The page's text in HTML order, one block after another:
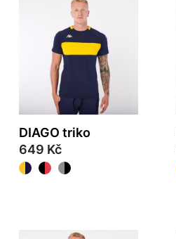
DIAGO triko
649 Kč